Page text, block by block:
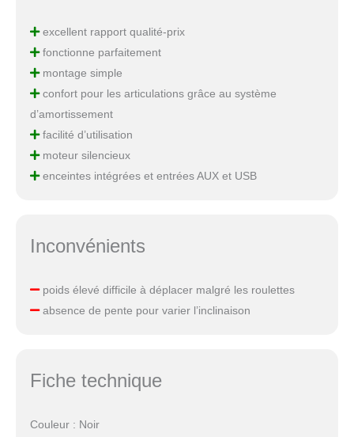
excellent rapport qualité-prix
fonctionne parfaitement
montage simple
confort pour les articulations grâce au système
d’amortissement
facilité d’utilisation
moteur silencieux
enceintes intégrées et entrées AUX et USB
Inconvénients
poids élevé difficile à déplacer malgré les roulettes
absence de pente pour varier l’inclinaison
Fiche technique
Couleur : Noir